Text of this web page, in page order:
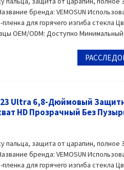
бренда: VEMOSUN
для горячего изгиба стекла
OEM/ODM: Доступно Минимальный
Ultra 6,8-Дюймовый
HD Прозрачный Без
пальца, защита от царапин, полное
бренда: VEMOSUN
для горячего изгиба стекла